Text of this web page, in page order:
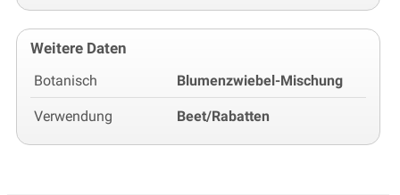
Weitere Daten
Botanisch Blumenzwiebel-Mischung
Verwendung Beet/Rabatten